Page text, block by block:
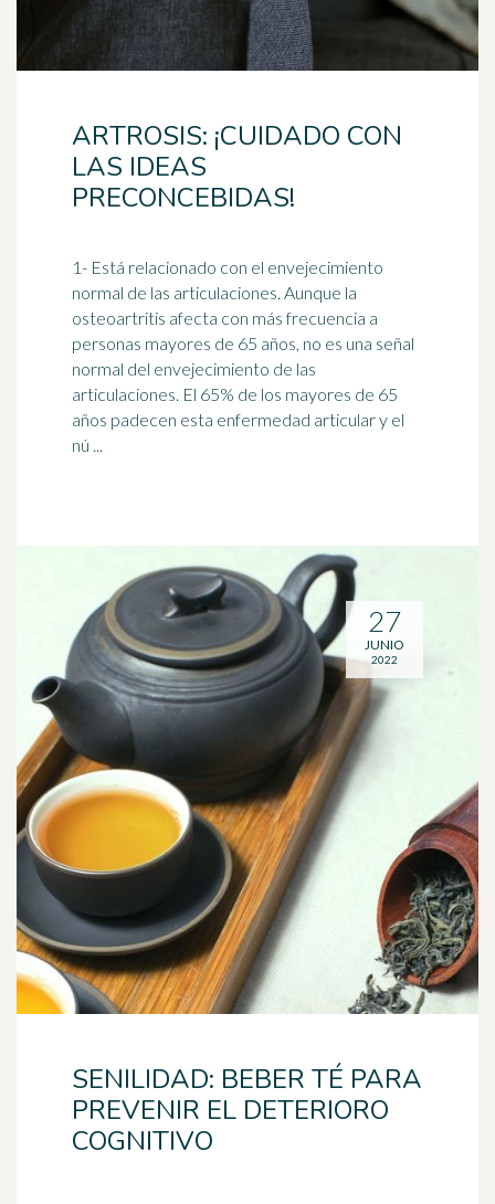
ARTROSIS: ¡CUIDADO CON
LAS IDEAS
PRECONCEBIDAS!
1- Está relacionado con el envejecimiento
normal de las articulaciones. Aunque la
osteoartritis afecta con más frecuencia a
personas mayores de 65 años, no es una señal
normal del envejecimiento de las
articulaciones. El 65% de los mayores de 65
años padecen esta enfermedad articular y el
nú ...
SENILIDAD: BEBER TÉ PARA
PREVENIR EL DETERIORO
COGNITIVO
27
JUNIO
2022